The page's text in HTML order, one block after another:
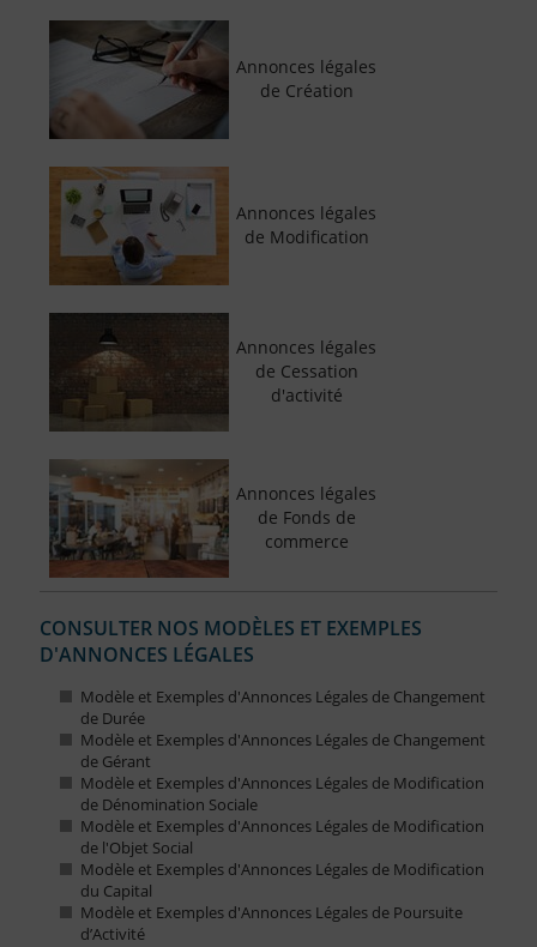
Annonces légales
de Création
Annonces légales
de Modification
Annonces légales
de Cessation
d'activité
Annonces légales
de Fonds de
commerce
CONSULTER NOS MODÈLES ET EXEMPLES
D'ANNONCES LÉGALES
Modèle et Exemples d'Annonces Légales de Changement
de Durée
Modèle et Exemples d'Annonces Légales de Changement
de Gérant
Modèle et Exemples d'Annonces Légales de Modification
de Dénomination Sociale
Modèle et Exemples d'Annonces Légales de Modification
de l'Objet Social
Modèle et Exemples d'Annonces Légales de Modification
du Capital
Modèle et Exemples d'Annonces Légales de Poursuite
d’Activité